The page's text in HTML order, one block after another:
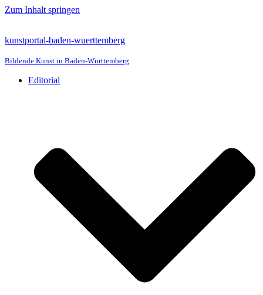
Zum Inhalt springen
kunstportal-baden-wuerttemberg
Bildende Kunst in Baden-Württemberg
Editorial